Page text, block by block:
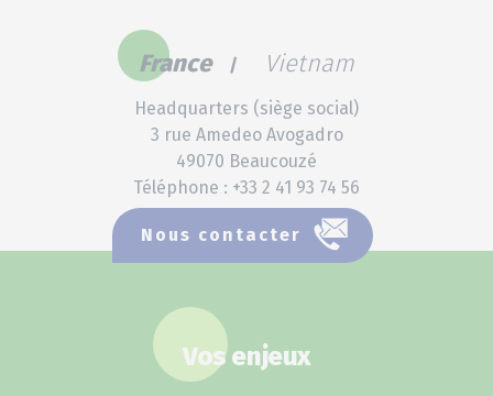
France Vietnam
Headquarters (siège social)
3 rue Amedeo Avogadro
49070 Beaucouzé
Téléphone : +33 2 41 93 74 56
Nous contacter
Vos enjeux